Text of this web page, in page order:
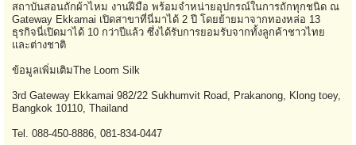
สถาบันสอนถักผ้าไหม งานฝีมือ พร้อมจำหน่ายอุปกรณ์ในการถักทุกชนิด ณ
Gateway Ekkamai เปิดสาขาที่นี่มาได้ 2 ปี โดยย้ายมาจากทองหล่อ 13
ธุรกิจนี่เปิดมาได้ 10 กว่าปีแล้ว ซึ่งได้รับการยอมรับจากทั้งลูกค้าชาวไทย
และต่างชาติ
ข้อมูลเพิ่มเติมThe Loom Silk
3rd Gateway Ekkamai 982/22 Sukhumvit Road, Prakanong, Klong toey,
Bangkok 10110, Thailand
Tel. 088-450-8886, 081-834-0447